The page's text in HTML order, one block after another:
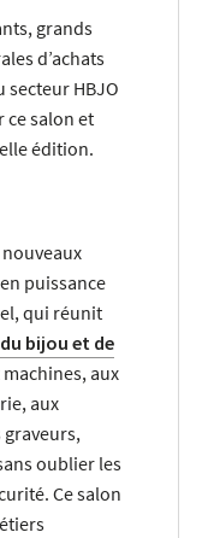
grands
d’achats
HBJO
salon et
édition.
puissance
qui réunit
bijou et de
machines, aux
aux
graveurs,
oublier les
Ce salon